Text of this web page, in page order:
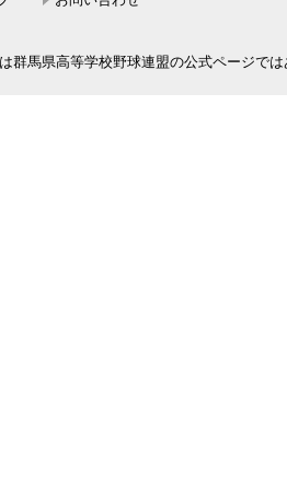
群馬県高等学校野球連盟の公式ページで